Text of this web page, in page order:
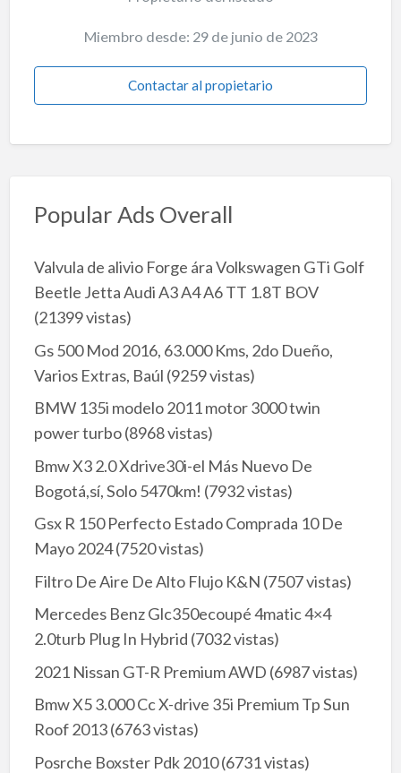
Miembro desde: 29 de junio de 2023
Contactar al propietario
Popular Ads Overall
Valvula de alivio Forge ára Volkswagen GTi Golf
Beetle Jetta Audi A3 A4 A6 TT 1.8T BOV
(21399 vistas)
Gs 500 Mod 2016, 63.000 Kms, 2do Dueño,
Varios Extras, Baúl (9259 vistas)
BMW 135i modelo 2011 motor 3000 twin
power turbo(8968 vistas)
Bmw X3 2.0 Xdrive30i-el Más Nuevo De
Bogotá,sí, Solo 5470km! (7932 vistas)
Gsx R 150 Perfecto Estado Comprada 10 De
Mayo 2024(7520 vistas)
Filtro De Aire De Alto Flujo K&N (7507 vistas)
Mercedes Benz Glc350ecoupé 4matic 4×4
2.0turb Plug In Hybrid (7032 vistas)
2021 Nissan GT-R Premium AWD (6987 vistas)
Bmw X5 3.000 Cc X-drive 35i Premium Tp Sun
Roof 2013(6763 vistas)
Posrche Boxster Pdk 2010(6731 vistas)